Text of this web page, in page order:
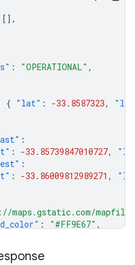
[],
: "OPERATIONAL" ,
{ "lat" : -33.8587323,
:
: -33.85739847010727,
:
: -33.86009812989271 ,
maps.gstatic.com/
: "#FF9E67" ,
Bar"
: { "open_now"